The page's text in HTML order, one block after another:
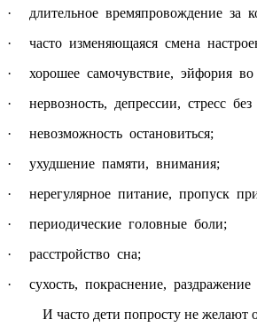
· длительное времяпровождение за
· часто изменяющаяся смена
· хорошее самочувствие, эйфория
· нервозность, депрессии, стресс
· невозможность остановиться;
· ухудшение памяти, внимания;
· нерегулярное питание, пропуск
· периодические головные боли;
· расстройство сна;
· сухость, покраснение, раздражение
И часто дети попросту не желают